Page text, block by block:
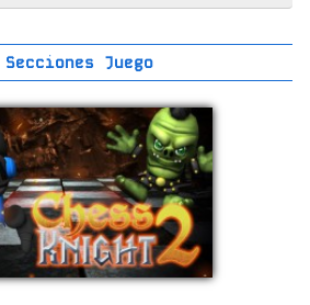
Secciones Juego